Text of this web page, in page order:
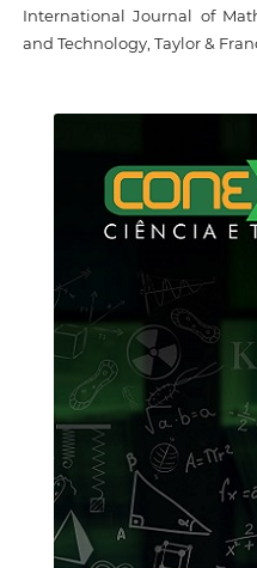
International Journal of
and Technology, Taylor &